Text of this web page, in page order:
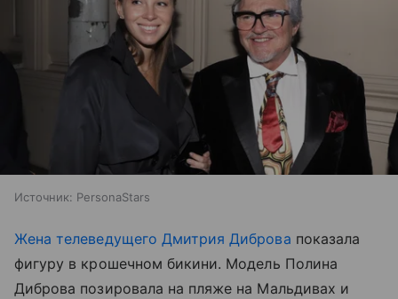
Источник: PersonaStars
Жена телеведущего Дмитрия Диброва показала
фигуру в крошечном бикини. Модель Полина
Диброва позировала на пляже на Мальдивах и